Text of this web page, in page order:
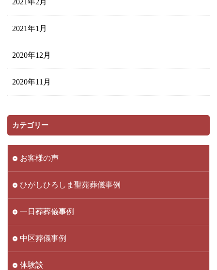
2021年2月
2021年1月
2020年12月
2020年11月
カテゴリー
お客様の声
ひがしひろしま聖苑葬儀事例
一日葬葬儀事例
中区葬儀事例
体験談